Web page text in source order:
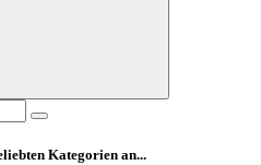
Kategorien an...